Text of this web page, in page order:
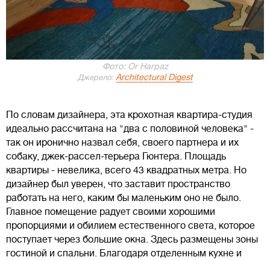
Фото: Or Harpaz
Джерело: Architectural Digest
По словам дизайнера, эта крохотная квартира-студия
идеально рассчитана на "два с половиной человека" -
так он иронично назвал себя, своего партнера и их
собаку, джек-рассел-терьера Гюнтера. Площадь
квартиры - невелика, всего 43 квадратных метра. Но
дизайнер был уверен, что заставит пространство
работать на него, каким бы маленьким оно не было.
Главное помещение радует своими хорошими
пропорциями и обилием естественного света, которое
поступает через большие окна. Здесь размещены зоны
гостиной и спальни. Благодаря отделенным кухне и